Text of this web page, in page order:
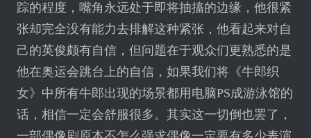
踪的程度，嘴角永远处于即将抽搐的边缘，他很紧
张却完全没有能力去排解这种紧张，他看起来对自
己的英俊颇有自信，但问题在于观众们更熟悉的是
他在奥运会跳台上的自信，如果我们将《牛郎织
女》中所有牛郎出现的场景都用电脑PS成游泳馆的
话，相信一定会舒服很多。其实这一切倒也罢了，